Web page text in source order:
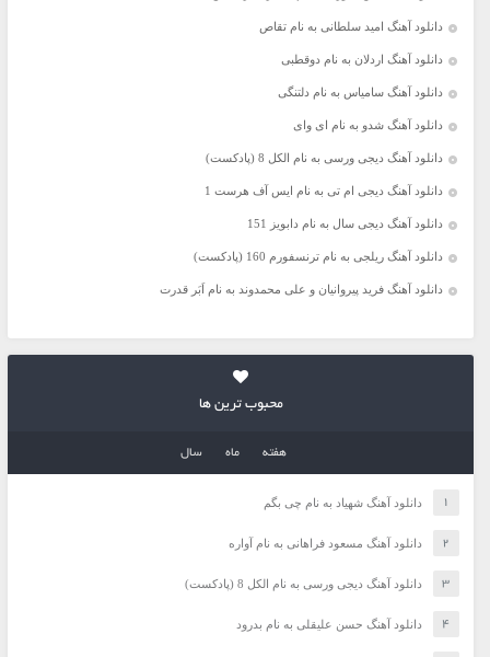
دانلود آهنگ امید سلطانی به نام تقاص
دانلود آهنگ اردلان به نام دوقطبی
دانلود آهنگ سامیاس به نام دلتنگی
دانلود آهنگ شدو به نام ای وای
دانلود آهنگ دیجی ورسی به نام الکل 8 (پادکست)
دانلود آهنگ دیجی ام تی به نام ایس آف هرست 1
دانلود آهنگ دیجی سال به نام دابویز 151
دانلود آهنگ ریلجی به نام ترنسفورم 160 (پادکست)
دانلود آهنگ فرید پیروانیان و علی محمدوند به نام اَبَر قدرت
محبوب ترین ها
هفته ماه سال
دانلود آهنگ شهیاد به نام چی بگم
دانلود آهنگ مسعود فراهانی به نام آواره
دانلود آهنگ دیجی ورسی به نام الکل 8 (پادکست)
دانلود آهنگ حسن علیقلی به نام بدرود